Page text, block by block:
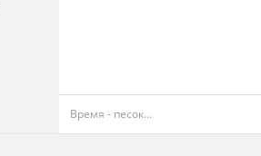
Время - песок...